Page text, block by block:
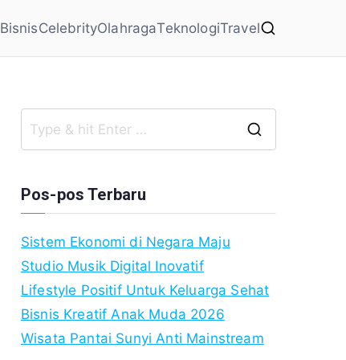
BisnisCelebrityOlahragaTeknologiTravel
Pos-pos Terbaru
Sistem Ekonomi di Negara Maju
Studio Musik Digital Inovatif
Lifestyle Positif Untuk Keluarga Sehat
Bisnis Kreatif Anak Muda 2026
Wisata Pantai Sunyi Anti Mainstream